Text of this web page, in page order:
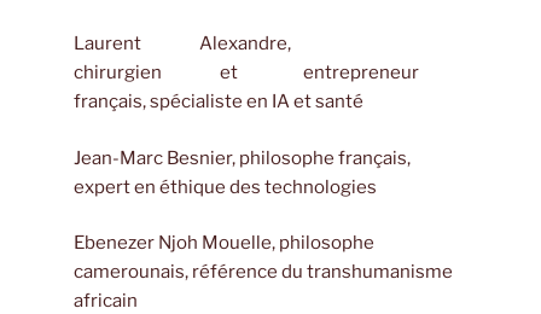
Laurent Alexandre,
chirurgien et entrepreneur
français, spécialiste en IA et santé
Jean-Marc Besnier, philosophe français,
expert en éthique des technologies
Ebenezer Njoh Mouelle, philosophe
camerounais, référence du transhumanisme
africain